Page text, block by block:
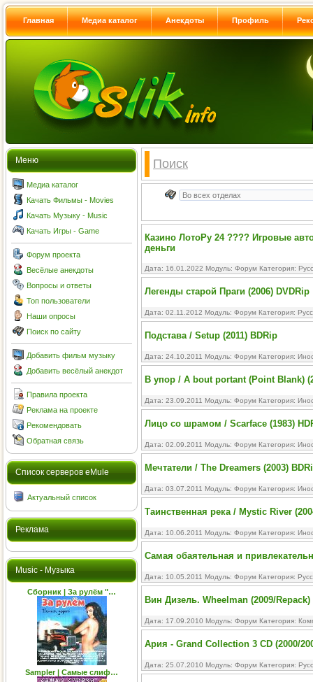
Главная Медиа каталог Анекдоты Профиль
Меню
Медиа каталог
Качать Фильмы - Movies
Качать Музыку - Music
Качать Игры - Game
Форум проекта
Весёлые анекдоты
Вопросы и ответы
Топ пользователи
Наши опросы
Поиск по сайту
Добавить фильм музыку
Добавить весёлый анекдот
Правила проекта
Реклама на проекте
Рекомендовать
Обратная связь
Cписок серверов eMule
Актуальный список
Реклама
Music - Музыка
Сборник | За рулём "…
Sampler | Самые слиф…
Поиск
Казино ЛотоРу 24 ???? Игровые
деньги
Дата: 16.01.2022 Модуль: Форум Категория:
Легенды старой Праги (2006) DVDRip
Дата: 02.11.2012 Модуль: Форум Категория:
Подстава / Setup (2011) BDRip
Дата: 24.10.2011 Модуль: Форум Категория:
В упор / А bout portant (Point Blank)
Дата: 23.09.2011 Модуль: Форум Категория:
Лицо со шрамом / Scarface (1983)
Дата: 02.09.2011 Модуль: Форум Категория:
Мечтатели / The Dreamers (2003)
Дата: 03.07.2011 Модуль: Форум Категория:
Таинственная река / Mystic River
Дата: 10.06.2011 Модуль: Форум Категория:
Самая обаятельная и
Дата: 10.05.2011 Модуль: Форум Категория:
Вин Дизель. Wheelman (2009/Repack)
Дата: 17.09.2010 Модуль: Форум Категория:
Ария - Grand Collection 3 CD (2000/
Дата: 25.07.2010 Модуль: Форум Категория: